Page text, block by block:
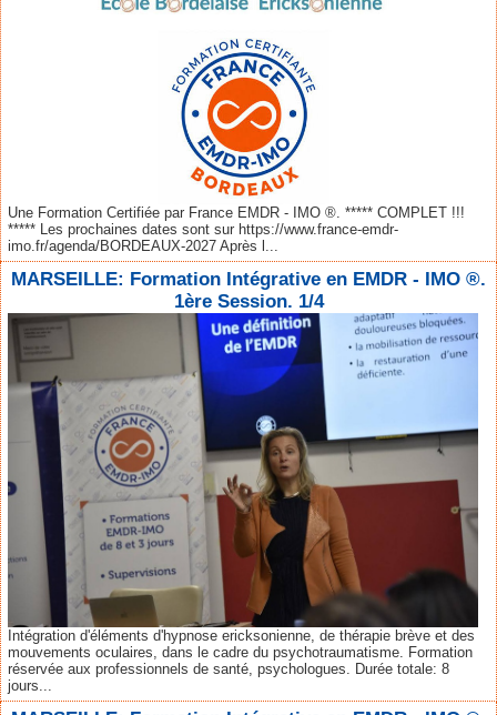
Une Formation Certifiée par France EMDR - IMO ®. ***** COMPLET !!!
***** Les prochaines dates sont sur https://www.france-emdr-
imo.fr/agenda/BORDEAUX-2027 Après l...
MARSEILLE: Formation Intégrative en EMDR - IMO ®.
1ère Session. 1/4
Intégration d'éléments d'hypnose ericksonienne, de thérapie brève et des
mouvements oculaires, dans le cadre du psychotraumatisme. Formation
réservée aux professionnels de santé, psychologues. Durée totale: 8
jours...